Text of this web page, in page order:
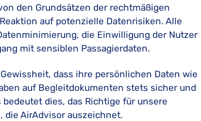
den Grundsätzen der rechtmäßigen
auf potenzielle Datenrisiken. Alle
die Einwilligung der Nutzer
mit sensiblen Passagierdaten.
dass ihre persönlichen Daten wie
auf Begleitdokumenten stets sicher und
dies, das Richtige für unsere
die AirAdvisor auszeichnet.